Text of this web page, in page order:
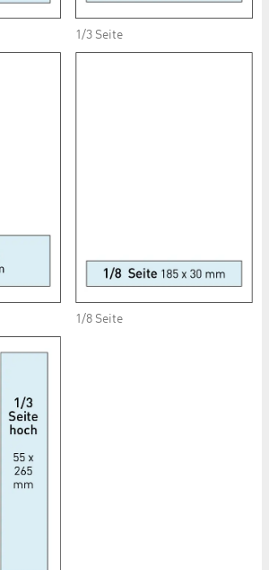
1/3 Seite
1/8 Seite